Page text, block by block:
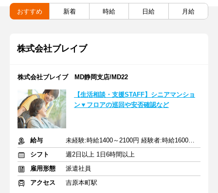
おすすめ 新着 時給 日給 月給
株式会社ブレイブ
株式会社ブレイブ MD静岡支店/MD22
【生活相談・支援STAFF】シニアマンショ
ン▼フロアの巡回や安否確認など
給与
未経験:時給1400～2100円 経験者:時給1600～2400円+交通費全額
シフト
週2日以上 1日6時間以上
雇用形態
派遣社員
アクセス
吉原本町駅